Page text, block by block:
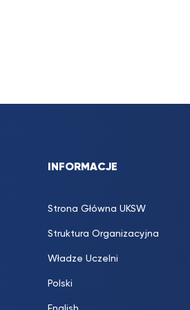
INFORMACJE
Strona Główna UKSW
Struktura Organizacyjna
Władze Uczelni
Polski